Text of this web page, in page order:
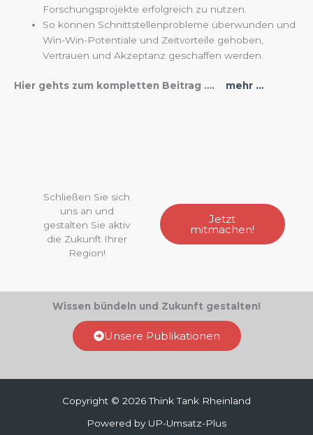
Forschungsprojekte erfolgreich zu nutzen.
So können Schnittstellenprobleme überwunden und
Win-Win-Potentiale und Zeitvorteile gehoben,
Vertrauen und Akzeptanz geschaffen werden.
Hier gehts zum kompletten Beitrag …. mehr …
Schließen Sie sich
uns an und
gestalten Sie aktiv
die Zukunft Ihrer
Region!
Jetzt
mitmachen!
Wissen bündeln und Zukunft gestalten!
Unsere Publikationen
Copyright © 2026 Think Tank Rheinland
Powered by UP-Umsatz-Plus